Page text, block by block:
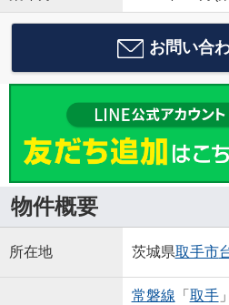
お問い合
物件概要
所在地 茨城県取手市
常磐線 「 取手